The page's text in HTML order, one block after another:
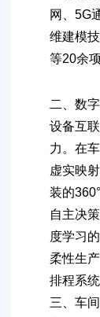
网、5G
维建模
等20余
二、数
设备互
力。在
虚实映
装的
自主决
度学习
柔性生
排程系
三、车